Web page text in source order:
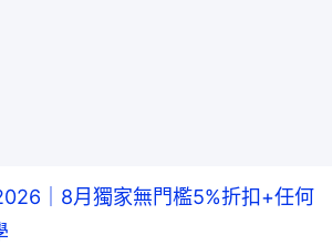
｜8月獨家無門檻5%折扣+任何